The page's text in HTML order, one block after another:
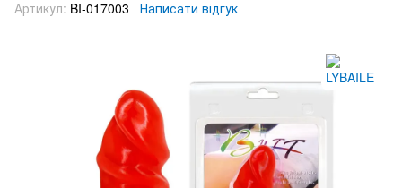
Артикул: BI-017003 Написати відгук